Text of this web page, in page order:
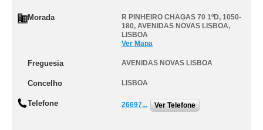
Morada
R PINHEIRO CHAGAS 70 1ºD, 1050-
180, AVENIDAS NOVAS LISBOA,
LISBOA
Ver Mapa
Freguesia AVENIDAS NOVAS LISBOA
Concelho LISBOA
Telefone 26697... Ver Telefone